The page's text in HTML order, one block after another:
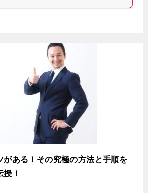
がある！その究極の方法と手順を
！